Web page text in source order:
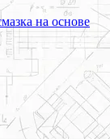
на основе